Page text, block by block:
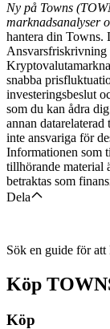
Ny på Towns
marknadsanalyser
hantera din Towns.
Ansvarsfriskrivning
snabba
investeringsbeslut
som du kan ådra
annan
inte ansvariga för
Informationen som
tillhörande material
betraktas som
Dela
Sök en guide för
Köp
Köp